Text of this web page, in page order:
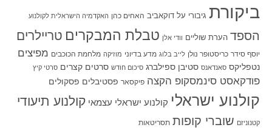
ביקורת גיבורי על דוקאביב האחים כהן האקדמיה הישראלית לקולנוע
הספד הערת שוליים וודי אלן טבלת המבקרים טריילרים
יוסף סידר כריסטופר נולן לייב בלוג מדע בדיוני מוזיקה מלחמת הכוכבים מפיצים
נטפליקס סאנדאנס סטיבן ספילברג סיכום חודש סרטים קצרים סרטי קיץ
פודקאסט סינמסקופ הקצה פיקסאר פסטיבלים פסקולים
קולנוע ישראלי קולנוע ישראלי עצמאי קולנוע תיעודי
קטנוניזם שוברי קופות תסריטאות